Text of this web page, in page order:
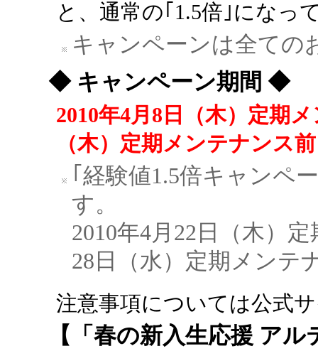
と、通常の｢1.5倍｣になっ
キャンペーンは全ての
◆ キャンペーン期間 ◆
2010年4月8日（木）定期
（木）定期メンテナンス前
｢経験値1.5倍キャンペ
す。
2010年4月22日（木）
28日（水）定期メンテ
注意事項については公式
【「春の新入生応援 ア